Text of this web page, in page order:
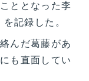
ととなった李
記録した。
んだ葛藤があ
も直面してい